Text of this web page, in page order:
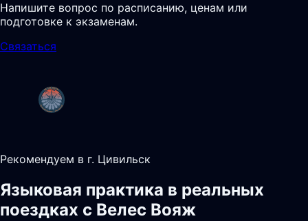
Напишите вопрос по расписанию, ценам или
подготовке к экзаменам.
Связаться
Рекомендуем в г. Цивильск
Языковая практика в реальных
поездках с Велес Вояж